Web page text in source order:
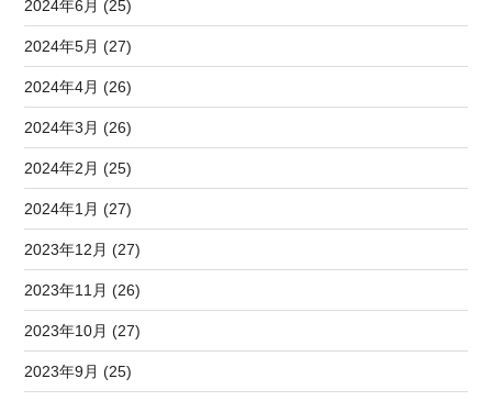
2024年6月 (25)
2024年5月 (27)
2024年4月 (26)
2024年3月 (26)
2024年2月 (25)
2024年1月 (27)
2023年12月 (27)
2023年11月 (26)
2023年10月 (27)
2023年9月 (25)